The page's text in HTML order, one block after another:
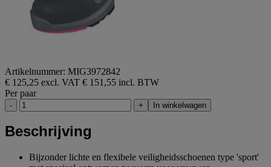
Artikelnummer: MIG3972842
€ 125,25 excl. VAT € 151,55 incl. BTW
Per paar
- + In winkelwagen
Beschrijving
Bijzonder lichte en flexibele veiligheidsschoenen type 'sport'